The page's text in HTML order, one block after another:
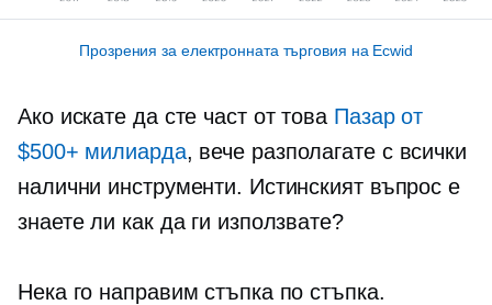
Прозрения за електронната търговия на Ecwid
Ако искате да сте част от това Пазар от
$500+ милиарда, вече разполагате с всички
налични инструменти. Истинският въпрос е
знаете ли как да ги използвате?
Нека го направим стъпка по стъпка.